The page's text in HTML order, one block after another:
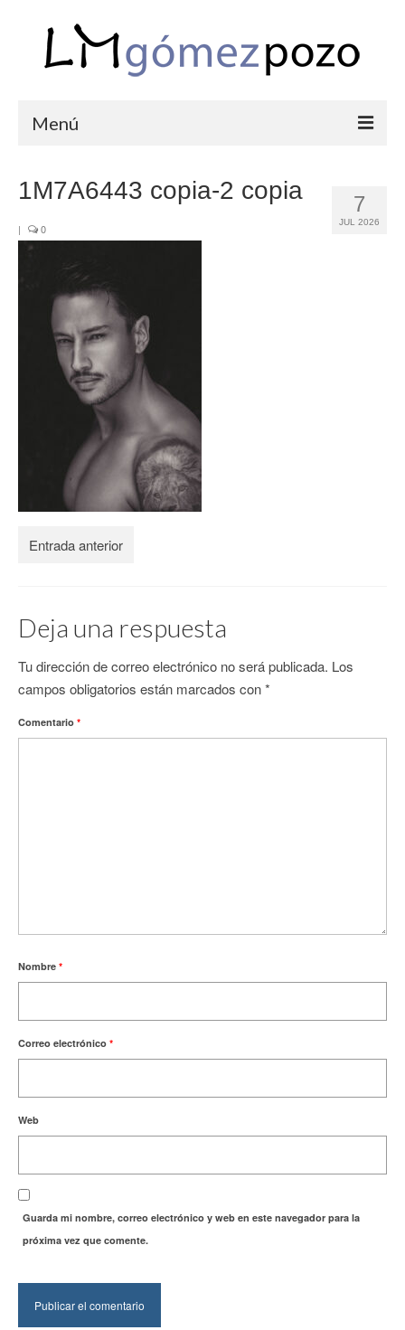
Menú
COMUNIONES
CORPORATIVAS
SEMANA SANTA
BLOG
SOBRE LM
CONTACTO
7
JUL 2026
1M7A6443 copia-2 copia
| 0
Entrada anterior
Deja una respuesta
Tu dirección de correo electrónico no será publicada. Los
campos obligatorios están marcados con*
Comentario *
Nombre *
Correo electrónico *
Web
Guarda mi nombre, correo electrónico y web en este navegador para la
próxima vez que comente.